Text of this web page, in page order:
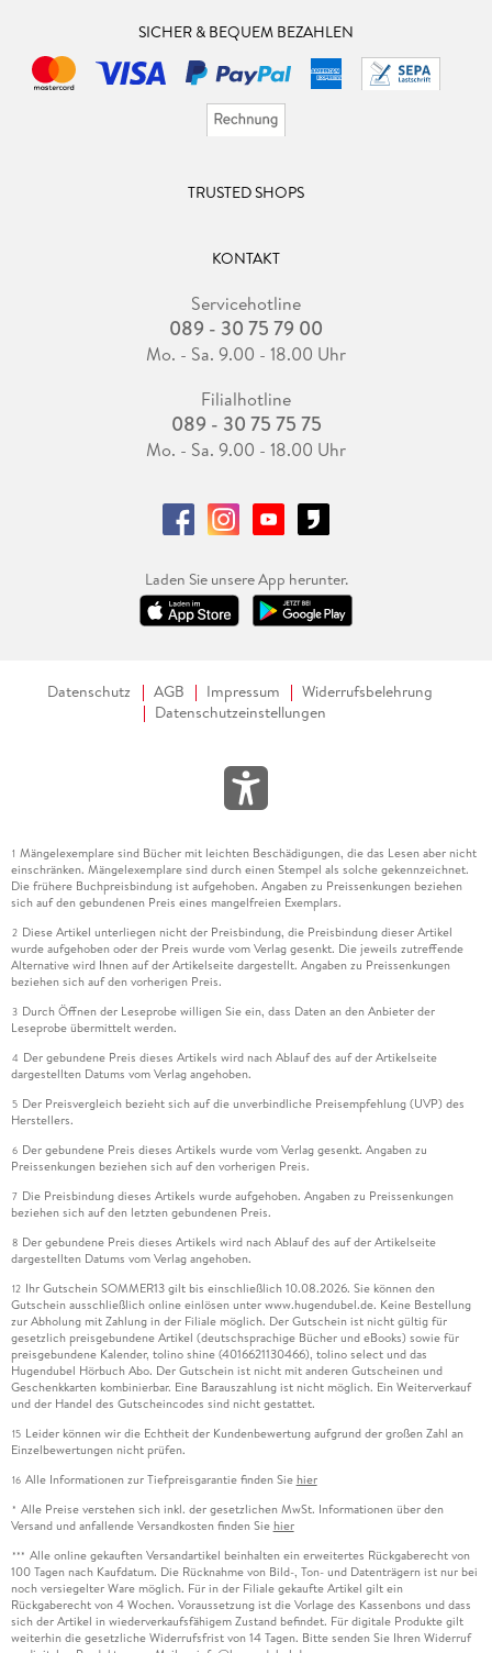
SICHER & BEQUEM BEZAHLEN
TRUSTED SHOPS
KONTAKT
Servicehotline
089 - 30 75 79 00
Mo. - Sa. 9.00 - 18.00 Uhr
Filialhotline
089 - 30 75 75 75
Mo. - Sa. 9.00 - 18.00 Uhr
Laden Sie unsere App herunter.
Datenschutz AGB Impressum
Widerrufsbelehrung
Datenschutzeinstellungen
1 Mängelexemplare sind Bücher mit leichten Beschädigungen, die das Lesen aber nicht
einschränken. Mängelexemplare sind durch einen Stempel als solche gekennzeichnet.
Die frühere Buchpreisbindung ist aufgehoben. Angaben zu Preissenkungen beziehen
sich auf den gebundenen Preis eines mangelfreien Exemplars.
2 Diese Artikel unterliegen nicht der Preisbindung, die Preisbindung dieser Artikel
wurde aufgehoben oder der Preis wurde vom Verlag gesenkt. Die jeweils zutreffende
Alternative wird Ihnen auf der Artikelseite dargestellt. Angaben zu Preissenkungen
beziehen sich auf den vorherigen Preis.
3 Durch Öffnen der Leseprobe willigen Sie ein, dass Daten an den Anbieter der
Leseprobe übermittelt werden.
4 Der gebundene Preis dieses Artikels wird nach Ablauf des auf der Artikelseite
dargestellten Datums vom Verlag angehoben.
5 Der Preisvergleich bezieht sich auf die unverbindliche Preisempfehlung (UVP) des
Herstellers.
6 Der gebundene Preis dieses Artikels wurde vom Verlag gesenkt. Angaben zu
Preissenkungen beziehen sich auf den vorherigen Preis.
7 Die Preisbindung dieses Artikels wurde aufgehoben. Angaben zu Preissenkungen
beziehen sich auf den letzten gebundenen Preis.
8 Der gebundene Preis dieses Artikels wird nach Ablauf des auf der Artikelseite
dargestellten Datums vom Verlag angehoben.
12 Ihr Gutschein SOMMER13 gilt bis einschließlich 10.08.2026. Sie können den
Gutschein ausschließlich online einlösen unter www.hugendubel.de. Keine Bestellung
zur Abholung mit Zahlung in der Filiale möglich. Der Gutschein ist nicht gültig für
gesetzlich preisgebundene Artikel (deutschsprachige Bücher und eBooks) sowie für
preisgebundene Kalender, tolino shine (4016621130466), tolino select und das
Hugendubel Hörbuch Abo. Der Gutschein ist nicht mit anderen Gutscheinen und
Geschenkkarten kombinierbar. Eine Barauszahlung ist nicht möglich. Ein Weiterverkauf
und der Handel des Gutscheincodes sind nicht gestattet.
15 Leider können wir die Echtheit der Kundenbewertung aufgrund der großen Zahl an
Einzelbewertungen nicht prüfen.
16 Alle Informationen zur Tiefpreisgarantie finden Sie hier
* Alle Preise verstehen sich inkl. der gesetzlichen MwSt. Informationen über den
Versand und anfallende Versandkosten finden Sie hier
*** Alle online gekauften Versandartikel beinhalten ein erweitertes Rückgaberecht von
100 Tagen nach Kaufdatum. Die Rücknahme von Bild-, Ton- und Datenträgern ist nur bei
noch versiegelter Ware möglich. Für in der Filiale gekaufte Artikel gilt ein
Rückgaberecht von 4 Wochen. Voraussetzung ist die Vorlage des Kassenbons und dass
sich der Artikel in wiederverkaufsfähigem Zustand befindet. Für digitale Produkte gilt
weiterhin die gesetzliche Widerrufsfrist von 14 Tagen. Bitte senden Sie Ihren Widerruf